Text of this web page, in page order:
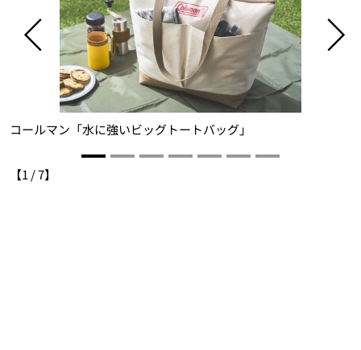
コールマン「水に強いビッグトートバッグ」
【1 /7】